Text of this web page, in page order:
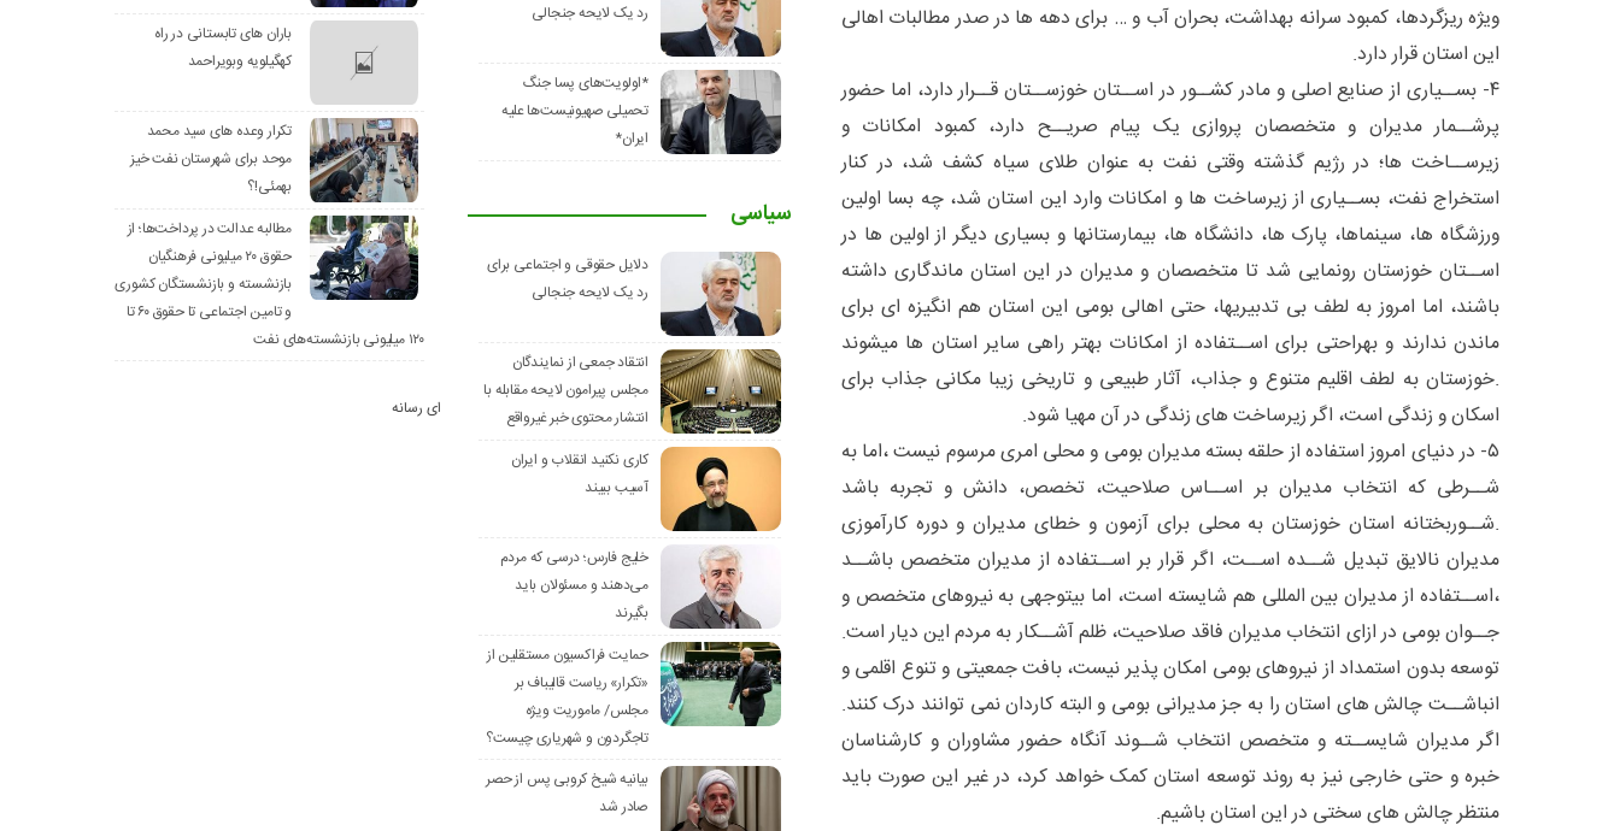
ویژه ریزگردها، کمبود سرانه بهداشت، بحران آب و … برای دهه ها در صدر مطالبات اهالی
این استان قرار دارد.
۴- بســیاری از صنایع اصلی و مادر کشــور در اســتان خوزســتان قــرار دارد، اما حضور
پرشــمار مدیران و متخصصان پروازی یک پیام صریــح دارد، کمبود امکانات و
زیرســاخت ها؛ در رژیم گذشته وقتی نفت به عنوان طلای سیاه کشف شد، در کنار
استخراج نفت، بســیاری از زیرساخت ها و امکانات وارد این استان شد، چه بسا اولین
ورزشگاه ها، سینماها، پارک ها، دانشگاه ها، بیمارستانها و بسیاری دیگر از اولین ها در
اســتان خوزستان رونمایی شد تا متخصصان و مدیران در این استان ماندگاری داشته
باشند، اما امروز به لطف بی تدبیریها، حتی اهالی بومی این استان هم انگیزه ای برای
ماندن ندارند و بهراحتی برای اســتفاده از امکانات بهتر راهی سایر استان ها میشوند
.خوزستان به لطف اقلیم متنوع و جذاب، آثار طبیعی و تاریخی زیبا مکانی جذاب برای
اسکان و زندگی است، اگر زیرساخت های زندگی در آن مهیا شود.
۵- در دنیای امروز استفاده از حلقه بسته مدیران بومی و محلی امری مرسوم نیست ،اما به
شــرطی که انتخاب مدیران بر اســاس صلاحیت، تخصص، دانش و تجربه باشد
.شــوربختانه استان خوزستان به محلی برای آزمون و خطای مدیران و دوره کارآموزی
مدیران نالایق تبدیل شــده اســت، اگر قرار بر اســتفاده از مدیران متخصص باشــد
،اســتفاده از مدیران بین المللی هم شایسته است، اما بیتوجهی به نیروهای متخصص و
جــوان بومی در ازای انتخاب مدیران فاقد صلاحیت، ظلم آشــکار به مردم این دیار است.
توسعه بدون استمداد از نیروهای بومی امکان پذیر نیست، بافت جمعیتی و تنوع اقلمی و
انباشــت چالش های استان را به جز مدیرانی بومی و البته کاردان نمی توانند درک کنند.
اگر مدیران شایســته و متخصص انتخاب شــوند آنگاه حضور مشاوران و کارشناسان
خبره و حتی خارجی نیز به روند توسعه استان کمک خواهد کرد، در غیر این صورت باید
منتظر چالش های سختی در این استان باشیم.
رد یک لایحه جنجالی
*اولویت‌های پسا جنگ
تحمیلی صهیونیست‌ها علیه
ایران*
سیاسی
دلایل حقوقی و اجتماعی برای
رد یک لایحه جنجالی
انتقاد جمعی از نمایندگان
مجلس پیرامون لایحه مقابله با
انتشار محتوی خبر غیرواقع
کاری نکنید انقلاب و ایران
آسیب ببیند
خلیج فارس؛ درسی که مردم
می‌دهند و مسئولان باید
بگیرند
حمایت فراکسیون مستقلین از
«تکرار» ریاست قالیباف بر
مجلس/ ماموریت ویژه
تاجگردون و شهریاری چیست؟
بیانیه شیخ کروبی پس از حصر
صادر شد
باران های تابستانی در راه
کهگیلویه وبویراحمد
تکرار وعده های سید محمد
موحد برای شهرستان نفت خیز
بهمئی!؟
مطالبه عدالت در پرداخت‌ها؛ از
حقوق ۲۰ میلیونی فرهنگیان
بازنشسته و بازنشستگان کشوری
و تامین اجتماعی تا حقوق ۶۰ تا
۱۲۰ میلیونی بازنشسته‌های نفت
ای رسانه